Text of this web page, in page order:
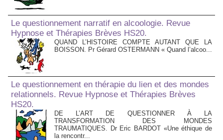
Le questionnement narratif en alcoologie. Revue
Hypnose et Thérapies Brèves HS20.
QUAND L’HISTOIRE COMPTE AUTANT QUE LA
BOISSON. Pr Gérard OSTERMANN « Quand l’alcoo...
Le questionnement en thérapie du lien et des mondes
relationnels. Revue Hypnose et Thérapies Brèves
HS20.
DE L’ART DE QUESTIONNER À LA
TRANSFORMATION DES MONDES
TRAUMATIQUES. Dr Eric BARDOT «Une éthique de
la rencontr...